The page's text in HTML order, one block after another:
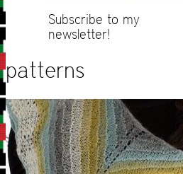
Subscribe to my
newsletter!
patterns